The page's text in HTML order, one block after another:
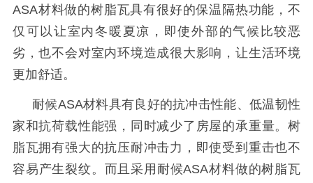
ASA材料做的树脂瓦具有很好的保温隔热功能，不
仅可以让室内冬暖夏凉，即使外部的气候比较恶
劣，也不会对室内环境造成很大影响，让生活环境
更加舒适。
耐候ASA材料具有良好的抗冲击性能、低温韧性
家和抗荷载性能强，同时减少了房屋的承重量。树
脂瓦拥有强大的抗压耐冲击力，即使受到重击也不
容易产生裂纹。而且采用耐候ASA材料做的树脂瓦